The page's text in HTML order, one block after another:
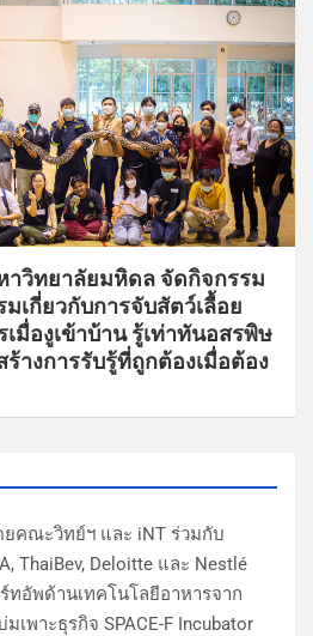
วิทยาลัยมหิดล จัดกิจกรรม
เกี่ยวกับการจับสัตว์เลื้อย
เมื่องูเข้าบ้าน รู้เท่าทันอสรพิษ
างการรับรู้ที่ถูกต้องเมื่อต้อง
คณะวิทย์ฯ และ iNT ร่วมกับ
ThaiBev, Deloitte และ Nestlé
ทอัพด้านเทคโนโลยีอาหารจาก
พาะธุรกิจ SPACE-F Incubator